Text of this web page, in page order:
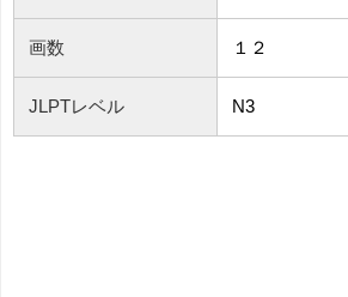
画数 １２
JLPTレベル N3